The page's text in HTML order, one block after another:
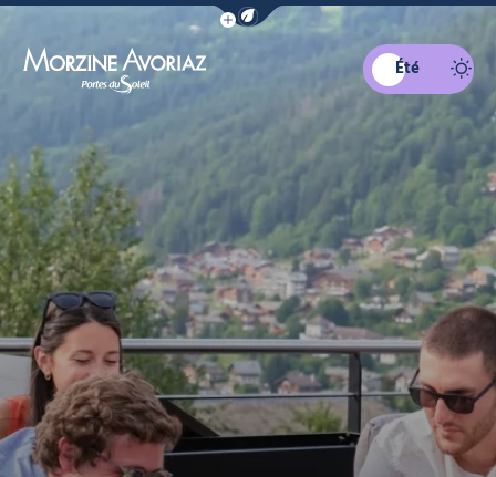
Afficher la barre de navigation du
Morzine Avoriaz
Été